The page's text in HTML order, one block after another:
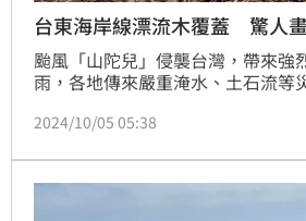
台東海岸線漂流木覆蓋 驚人
颱風「山陀兒」侵襲台灣，帶來強
雨，各地傳來嚴重淹水、土石流等
壓也在台東地區下起超大豪雨，包
有大量的漂流木，驚人畫面曝光了
2024/10/05 05:38